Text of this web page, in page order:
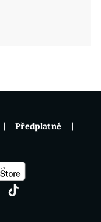
Předplatné